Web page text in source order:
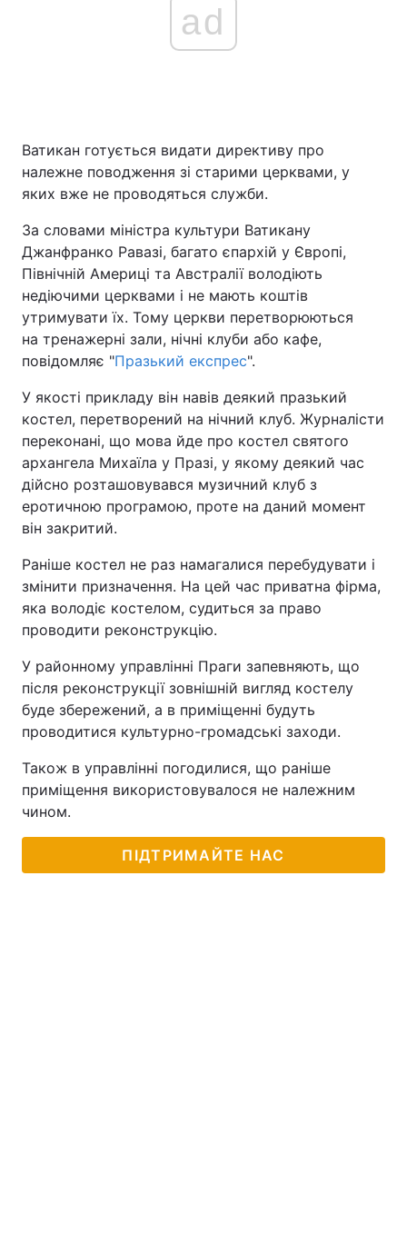
ad
Ватикан готується видати директиву про
належне поводження зі старими церквами, у
яких вже не проводяться служби.
За словами міністра культури Ватикану
Джанфранко Равазі, багато єпархій у Європі,
Північній Америці та Австралії володіють
недіючими церквами і не мають коштів
утримувати їх. Тому церкви перетворюються
на тренажерні зали, нічні клуби або кафе,
повідомляє "Празький експрес".
У якості прикладу він навів деякий празький
костел, перетворений на нічний клуб. Журналісти
переконані, що мова йде про костел святого
архангела Михаїла у Празі, у якому деякий час
дійсно розташовувався музичний клуб з
еротичною програмою, проте на даний момент
він закритий.
Раніше костел не раз намагалися перебудувати і
змінити призначення. На цей час приватна фірма,
яка володіє костелом, судиться за право
проводити реконструкцію.
У районному управлінні Праги запевняють, що
після реконструкції зовнішній вигляд костелу
буде збережений, а в приміщенні будуть
проводитися культурно-громадські заходи.
Також в управлінні погодилися, що раніше
приміщення використовувалося не належним
чином.
ПІДТРИМАЙТЕ НАС